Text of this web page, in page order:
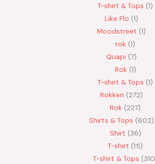
T-shirt & Tops 1
Like Flo 1
Moodstreet 1
rok 1
Quapi 7
Rok 1
T-shirt & Tops 1
Rokken 272
Rok 227
Shirts & Tops 602
Shirt 36
T-shirt 15
T-shirt & Tops 310